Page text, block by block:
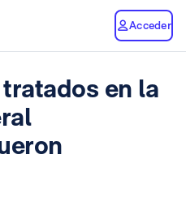
Acceder
en la